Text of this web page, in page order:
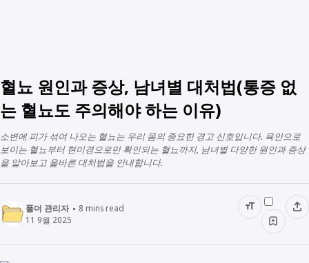
혈뇨 원인과 증상, 남녀별 대처법(통증 없
는 혈뇨도 주의해야 하는 이유)
소변에 피가 섞여 나오는 혈뇨는 우리 몸의 중요한 경고 신호입니다. 육안으로
보이는 혈뇨부터 현미경으로만 확인되는 혈뇨까지, 남녀별 다양한 원인과 증상
을 알아보고 올바른 대처법을 안내합니다.
폴더 관리자 8 mins read
11 9월 2025